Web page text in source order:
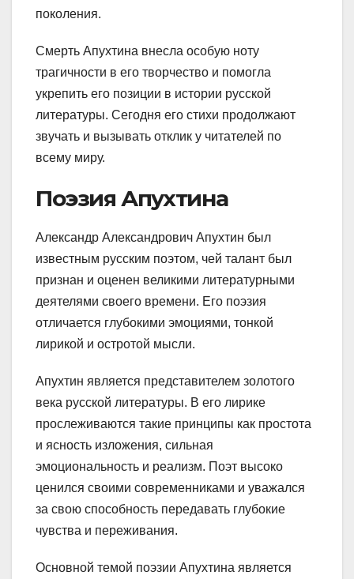
поколения.
Смерть Апухтина внесла особую ноту
трагичности в его творчество и помогла
укрепить его позиции в истории русской
литературы. Сегодня его стихи продолжают
звучать и вызывать отклик у читателей по
всему миру.
Поэзия Апухтина
Александр Александрович Апухтин был
известным русским поэтом, чей талант был
признан и оценен великими литературными
деятелями своего времени. Его поэзия
отличается глубокими эмоциями, тонкой
лирикой и остротой мысли.
Апухтин является представителем золотого
века русской литературы. В его лирике
прослеживаются такие принципы как простота
и ясность изложения, сильная
эмоциональность и реализм. Поэт высоко
ценился своими современниками и уважался
за свою способность передавать глубокие
чувства и переживания.
Основной темой поэзии Апухтина является